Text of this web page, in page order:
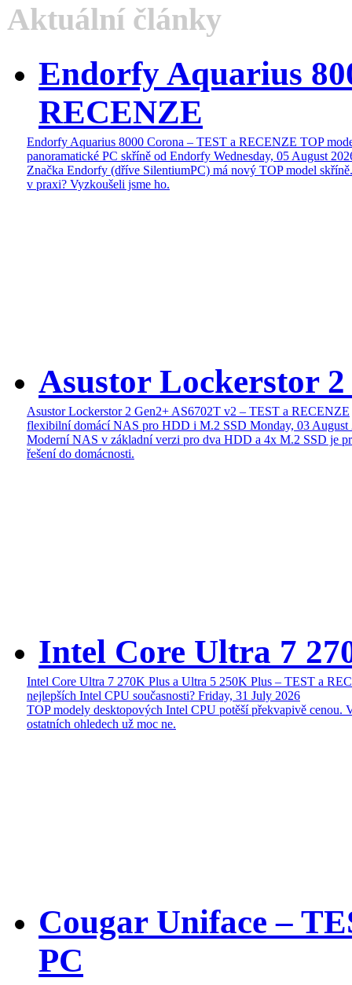
Aktuální články
Endorfy Aquarius
RECENZE
Endorfy Aquarius 8000 Corona – TEST a RECENZE TOP
panoramatické PC skříně od Endorfy Wednesday, 05 August
Značka Endorfy (dříve SilentiumPC) má nový TOP model
v praxi? Vyzkoušeli jsme ho.
Asustor Lockerstor
Asustor Lockerstor 2 Gen2+ AS6702T v2 – TEST a RECENZE
flexibilní domácí NAS pro HDD i M.2 SSD Monday, 03 August
Moderní NAS v základní verzi pro dva HDD a 4x M.2 SSD je
řešení do domácnosti.
Intel Core Ultra 7
Intel Core Ultra 7 270K Plus a Ultra 5 250K Plus – TEST a
nejlepších Intel CPU současnosti? Friday, 31 July 2026
TOP modely desktopových Intel CPU potěší překvapivě cenou.
ostatních ohledech už moc ne.
Cougar Uniface –
PC